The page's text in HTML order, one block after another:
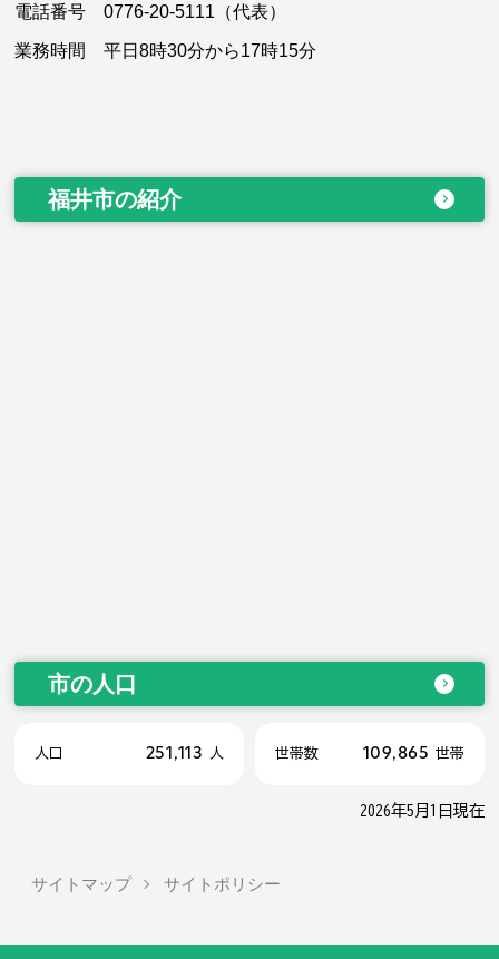
電話番号 0776-20-5111（代表）
業務時間 平日8時30分から17時15分
福井市の紹介
市の人口
人口 251,113 人 世帯数 109,865 世帯
2026年5月1日現在
サイトマップ サイトポリシー